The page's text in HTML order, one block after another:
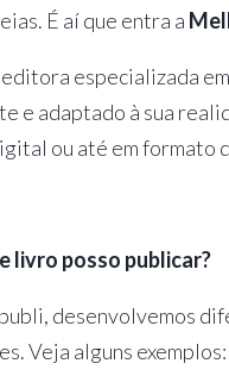
É aí que entra a
editora especializada em
e adaptado à sua
ou até em formato
livro posso publicar?
desenvolvemos
Veja alguns exemplos: